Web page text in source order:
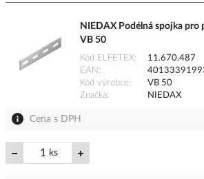
NIEDAX Podélná spojka pro
VB 50
Kód ELFETEX
11.670.487
EAN
Kód výrobce
VB 50
Značka
NIEDAX
Cena s DPH
ks